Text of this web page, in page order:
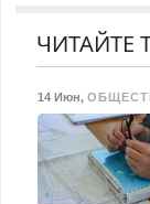
ЧИТАЙТЕ
14 Июн,